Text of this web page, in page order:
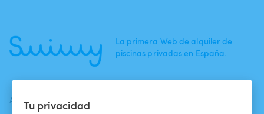
Tu privacidad
La primera Web de alquiler de
piscinas privadas en España.
ACTUALIDADES